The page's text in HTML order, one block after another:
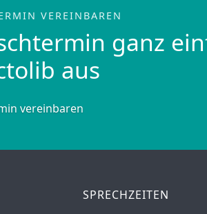
VEREINBAREN
ganz
aus
vereinbaren
SPRECHZEITEN